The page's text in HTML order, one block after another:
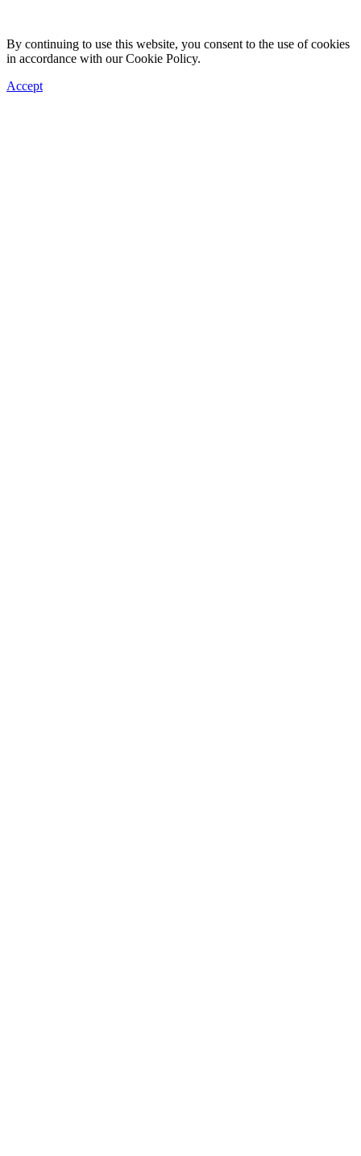
By continuing to use this website, you consent to the use of cookies
in accordance with our Cookie Policy.
Accept